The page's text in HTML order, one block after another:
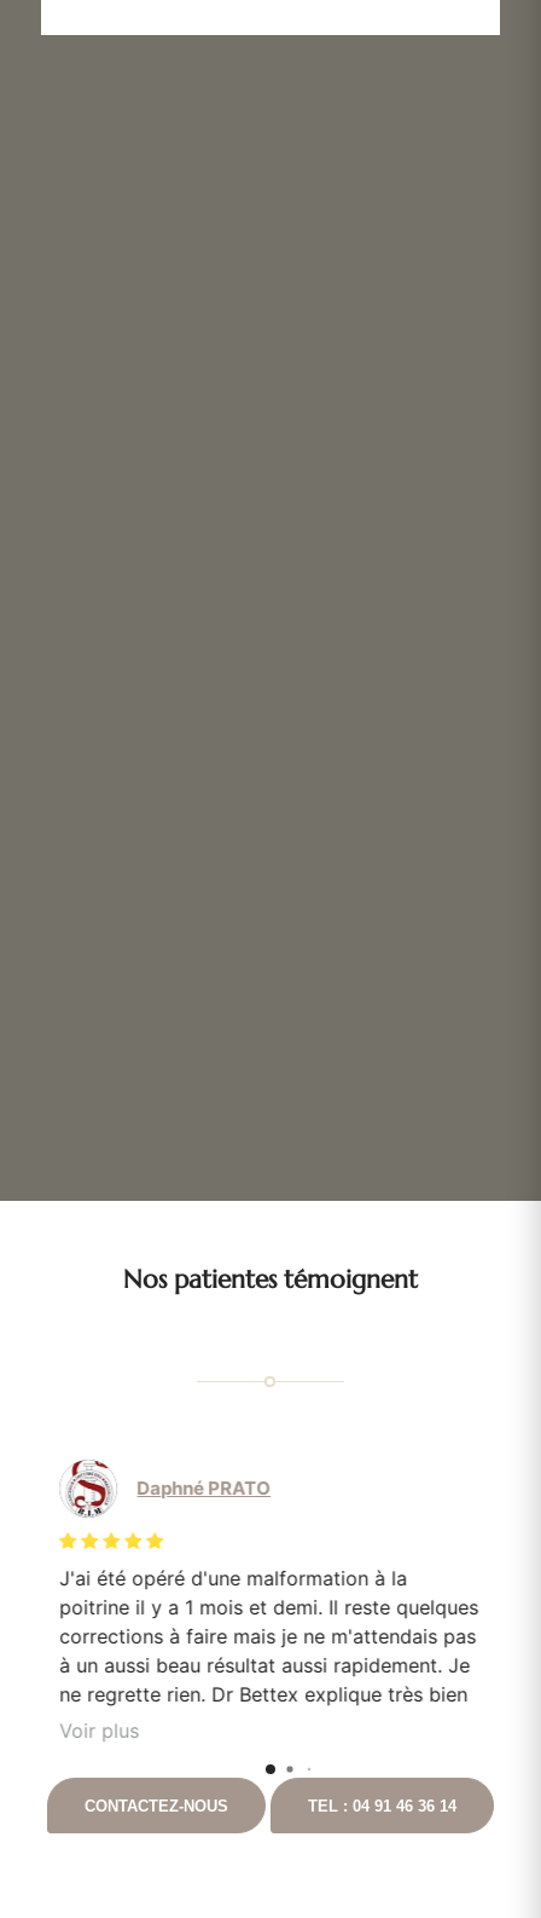
Nos patientes témoignent
Daphné PRATO
J'ai été opéré d'une malformation à la
poitrine il y a 1 mois et demi. Il reste quelques
corrections à faire mais je ne m'attendais pas
à un aussi beau résultat aussi rapidement. Je
ne regrette rien. Dr Bettex explique très bien
son rôle dans. la. prise en soin et est très à
en cas que questionnement. Ayant pour
projet de continuer les chirurgies correctrices
avec lui suite à un gros amaigrissement, je ne
Voir plus
CONTACTEZ-NOUS TEL : 04 91 46 36 14